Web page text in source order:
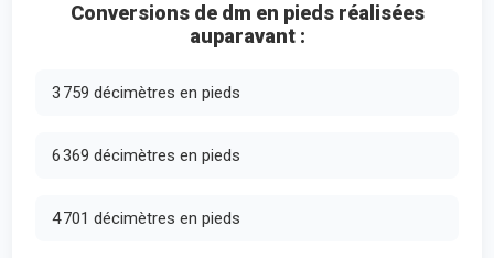
Conversions de dm en pieds réalisées
auparavant :
3 759 décimètres en pieds
6 369 décimètres en pieds
4 701 décimètres en pieds